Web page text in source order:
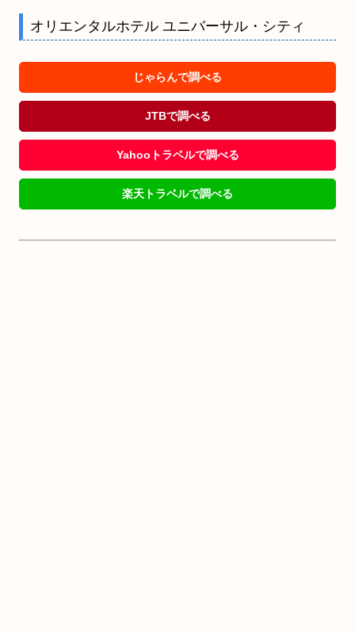
オリエンタルホテル ユニバーサル・シティ
じゃらんで調べる
JTBで調べる
Yahooトラベルで調べる
楽天トラベルで調べる